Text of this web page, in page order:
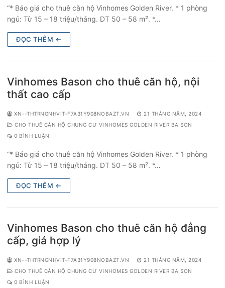
“* Báo giá cho thuê căn hộ Vinhomes Golden River. * 1 phòng
ngủ: Từ 15 – 18 triệu/tháng. DT 50 – 58 m². *…
ĐỌC THÊM ←
Vinhomes Bason cho thuê căn hộ, nội
thất cao cấp
XN--THTRNGNHVIT-F7A31Y908NOBAZT.VN
21 THÁNG NĂM, 2024
CHO THUÊ CĂN HỘ CHUNG CƯ VINHOMES GOLDEN RIVER BA SON
0 BÌNH LUẬN
“* Báo giá cho thuê căn hộ Vinhomes Golden River. * 1 phòng
ngủ: Từ 15 – 18 triệu/tháng. DT 50 – 58 m². *…
ĐỌC THÊM ←
Vinhomes Bason cho thuê căn hộ đẳng
cấp, giá hợp lý
XN--THTRNGNHVIT-F7A31Y908NOBAZT.VN
21 THÁNG NĂM, 2024
CHO THUÊ CĂN HỘ CHUNG CƯ VINHOMES GOLDEN RIVER BA SON
0 BÌNH LUẬN